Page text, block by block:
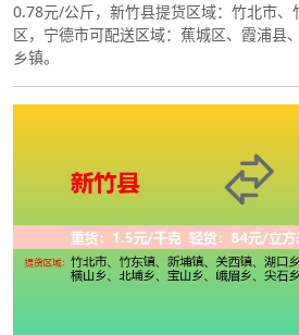
0.78元/公斤，新竹县提货区域：竹北市
区，宁德市可配送区域：蕉城区、霞浦县
乡镇。